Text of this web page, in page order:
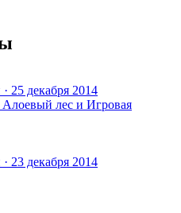
25 декабря 2014
лес и Игровая
23 декабря 2014